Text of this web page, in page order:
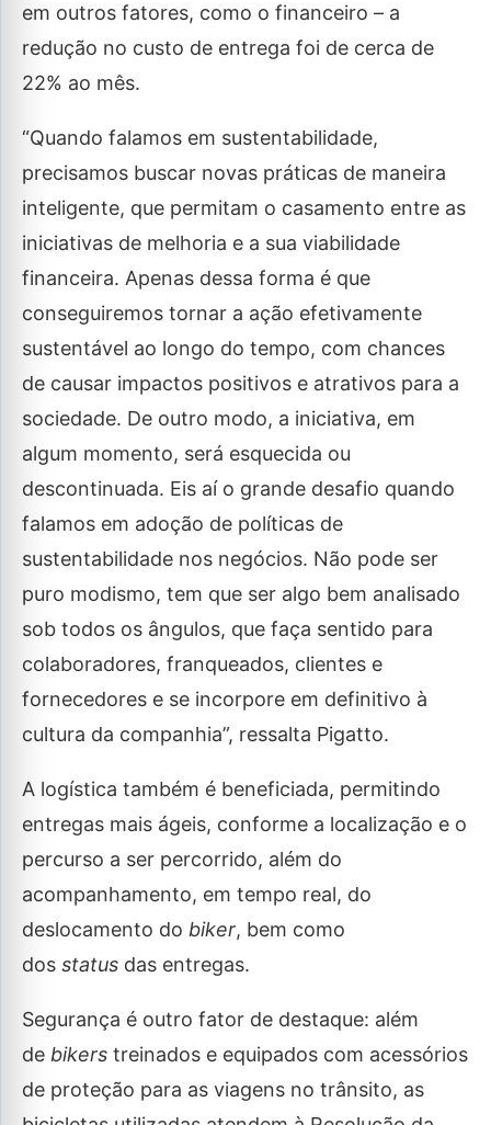
em outros fatores, como o financeiro – a
redução no custo de entrega foi de cerca de
22% ao mês.
“Quando falamos em sustentabilidade,
precisamos buscar novas práticas de maneira
inteligente, que permitam o casamento entre as
iniciativas de melhoria e a sua viabilidade
financeira. Apenas dessa forma é que
conseguiremos tornar a ação efetivamente
sustentável ao longo do tempo, com chances
de causar impactos positivos e atrativos para a
sociedade. De outro modo, a iniciativa, em
algum momento, será esquecida ou
descontinuada. Eis aí o grande desafio quando
falamos em adoção de políticas de
sustentabilidade nos negócios. Não pode ser
puro modismo, tem que ser algo bem analisado
sob todos os ângulos, que faça sentido para
colaboradores, franqueados, clientes e
fornecedores e se incorpore em definitivo à
cultura da companhia”, ressalta Pigatto.
A logística também é beneficiada, permitindo
entregas mais ágeis, conforme a localização e o
percurso a ser percorrido, além do
acompanhamento, em tempo real, do
deslocamento do biker, bem como
dos status das entregas.
Segurança é outro fator de destaque: além
de bikers treinados e equipados com acessórios
de proteção para as viagens no trânsito, as